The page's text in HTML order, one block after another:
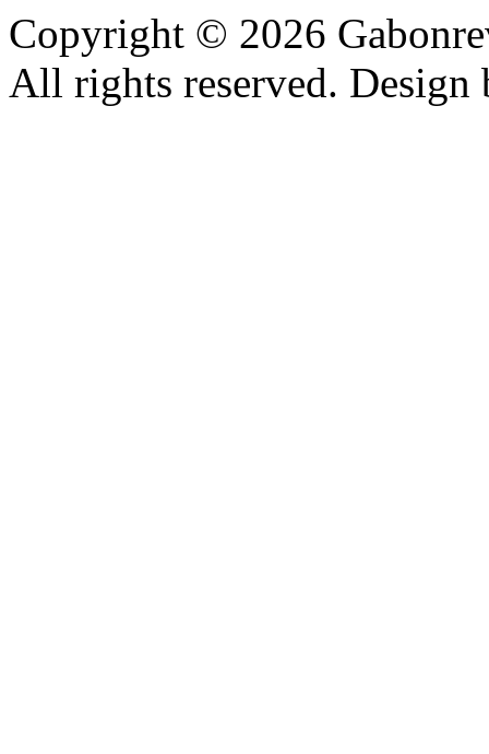
Copyright © 2026
All rights reserved.